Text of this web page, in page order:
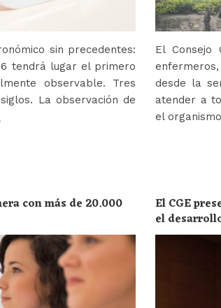
sin precedentes:
tendrá lugar el primero
observable. Tres
La observación de
El
desde la
atender a
el
con más de 20.000 El CGE
el